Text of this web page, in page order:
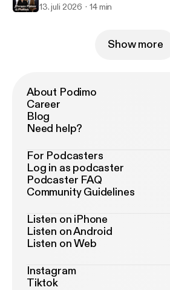
13. juli 2026 14 min
Show more
About Podimo
Career
Blog
Need help?
For Podcasters
Log in as podcaster
Podcaster FAQ
Community Guidelines
Listen on iPhone
Listen on Android
Listen on Web
Instagram
Tiktok